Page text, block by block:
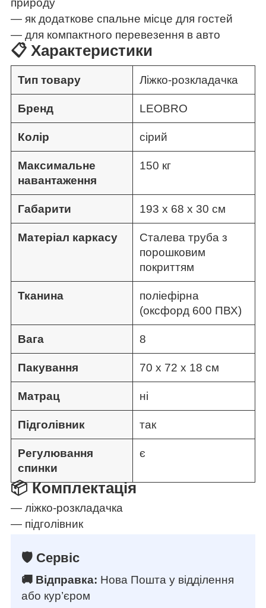
природу
— як додаткове спальне місце для гостей
— для компактного перевезення в авто
📋 Характеристики
Тип товару Ліжко-розкладачка
Бренд LEOBRO
Колір сірий
Максимальне
навантаження
150 кг
Габарити 193 х 68 х 30 см
Матеріал каркасу
Сталева труба з
порошковим
покриттям
Тканина
поліефірна
(оксфорд 600 ПВХ)
Вага 8
Пакування 70 х 72 х 18 см
Матрац ні
Підголівник так
Регулювання
спинки
є
📦 Комплектація
— ліжко-розкладачка
— підголівник
🛡️ Сервіс
🚚 Відправка: Нова Пошта у відділення
або кур’єром